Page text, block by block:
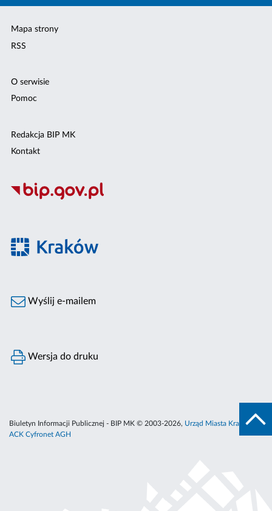
Mapa strony
RSS
O serwisie
Pomoc
Redakcja BIP MK
Kontakt
Wyślij e-mailem
Wersja do druku
Biuletyn Informacji Publicznej - BIP MK © 2003-2026, Urząd Miasta Krakowa
ACK Cyfronet AGH